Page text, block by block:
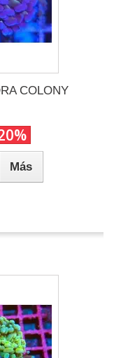
COLONY
Más